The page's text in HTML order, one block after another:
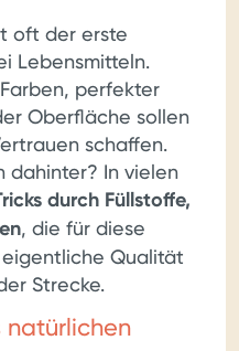
oft der erste
Lebensmitteln.
perfekter
Oberfläche sollen
schaffen.
dahinter? In vielen
durch Füllstoffe,
, die für diese
eigentliche Qualität
Strecke.
natürlichen